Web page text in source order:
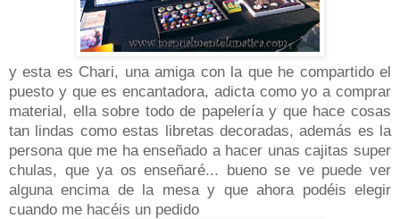
y esta es Chari, una amiga con la que he compartido el
puesto y que es encantadora, adicta como yo a comprar
material, ella sobre todo de papelería y que hace cosas
tan lindas como estas libretas decoradas, además es la
persona que me ha enseñado a hacer unas cajitas super
chulas, que ya os enseñaré... bueno se ve puede ver
alguna encima de la mesa y que ahora podéis elegir
cuando me hacéis un pedido